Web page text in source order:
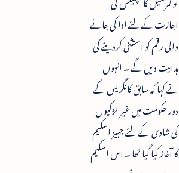
اجازت کے لئے ادا کی جانے
والی رقم کو استثنیٰ کردینے کی
ہدایت دیں گے ۔ انہوں
نے کہا کہ سابق کانگریس کے
دور حکومت میں غیر لڑکیوں
کی شادی کے لئے جہیز اسکیم
کا آغاز کیا گیا تھا ۔ اس اسکیم